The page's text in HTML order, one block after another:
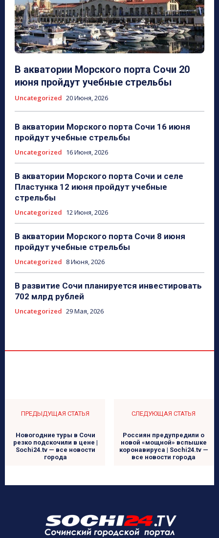
В акватории Морского порта Сочи 20
июня пройдут учебные стрельбы
Uncategorized 20 Июня, 2026
В акватории Морского порта Сочи 16 июня
пройдут учебные стрельбы
Uncategorized 16 Июня, 2026
В акватории Морского порта Сочи и селе
Пластунка 12 июня пройдут учебные
стрельбы
Uncategorized 12 Июня, 2026
В акватории Морского порта Сочи 8 июня
пройдут учебные стрельбы
Uncategorized 8 Июня, 2026
В развитие Сочи планируется инвестировать
702 млрд рублей
Uncategorized 29 Мая, 2026
ПРЕДЫДУЩАЯ СТАТЬЯ
Новогодние туры в Сочи
резко подскочили в цене |
Sochi24.tv — все новости
города
СЛЕДУЮЩАЯ СТАТЬЯ
Россиян предупредили о
новой «мощной» вспышке
коронавируса | Sochi24.tv —
все новости города